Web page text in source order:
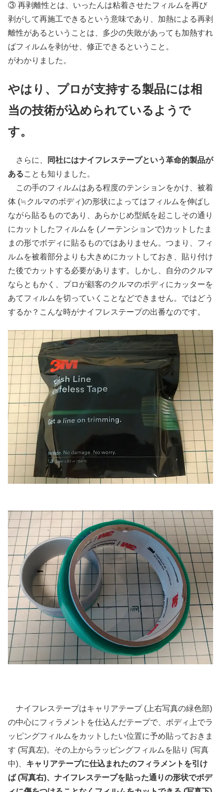
③ 再剥離性とは、いったんは粘着させたフィルムを再び
剥がして再施工できるという意味であり、加熱による再剥
離性があるということは、多少の失敗があっても加熱すれ
ばフィルムを剥がせ、修正できるということ。
がわかりました。
やはり、プロが支持する製品には相
当の技術が込められているようで
す。
さらに、
同社にはナイフレステープという革命的製品が
あることも知りました。
この手のフィルムはある程度のテンションをかけ、被着
体 (≒クルマのボディ)の形状によってはフィルムを伸ばし
ながら貼るものであり、あらかじめ型紙を起こしその通り
にカットしたフィルムを (ノーテンションで)カットしたま
まの形でボディに貼るものではありません。つまり、フィ
ルムを被着部分よりも大きめにカットしておき、貼り付け
た後でカットする必要があります。しかし、自分のクルマ
ならともかく、プロが顧客のクルマのボディにカッターを
あてフィルムを切っていくことなどできません。ではどう
するか？こんな時がナイフレステープの出番なのです。
ナイフレステープはキャリアテープ (上右写真の緑色部)
の中心にフィラメントを仕込んだテープで、ボディ上でラ
ッピングフィルムをカットしたい位置に予め貼っておきま
す (写真左)。その上からラッピングフィルムを貼り (写真
中)、 キャリアテープに仕込まれたのフィラメントを引け
ば (写真右)、ナイフレステープを貼った通りの形状でボデ